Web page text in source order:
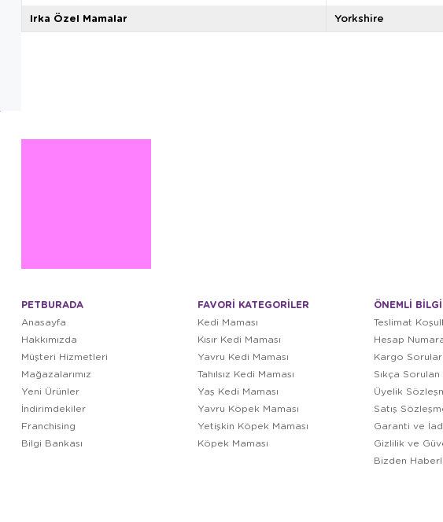
Irka Özel Mamalar
Yorkshire
PETBURADA
Anasayfa
Hakkımızda
Müşteri Hizmetleri
Mağazalarımız
Yeni Ürünler
İndirimdekiler
Franchising
Bilgi Bankası
FAVORİ KATEGORİLER
Kedi Maması
Kısır Kedi Maması
Yavru Kedi Maması
Tahılsız Kedi Maması
Yaş Kedi Maması
Yavru Köpek Maması
Yetişkin Köpek Maması
Köpek Maması
ÖNEMLİ
Teslimat
Hesap
Kargo Soruları
Sıkça
Üyelik
Satış
Garanti ve
Gizlilik ve
Bizden